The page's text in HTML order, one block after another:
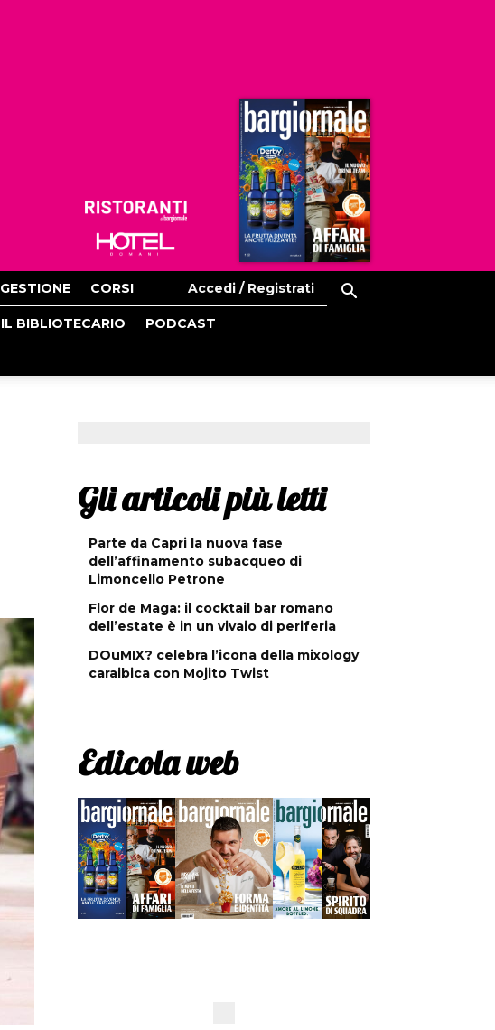
Ristoranti
Hoteldomani
GESTIONE CORSI Accedi / Registrati
IL BIBLIOTECARIO PODCAST
Gli articoli più letti
Parte da Capri la nuova fase
dell’affinamento subacqueo di
Limoncello Petrone
Flor de Maga: il cocktail bar romano
dell’estate è in un vivaio di periferia
DOuMIX? celebra l’icona della mixology
caraibica con Mojito Twist
Edicola web